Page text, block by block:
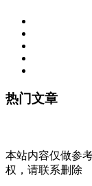
热门文章
本站内容仅做参
权，请联系删除